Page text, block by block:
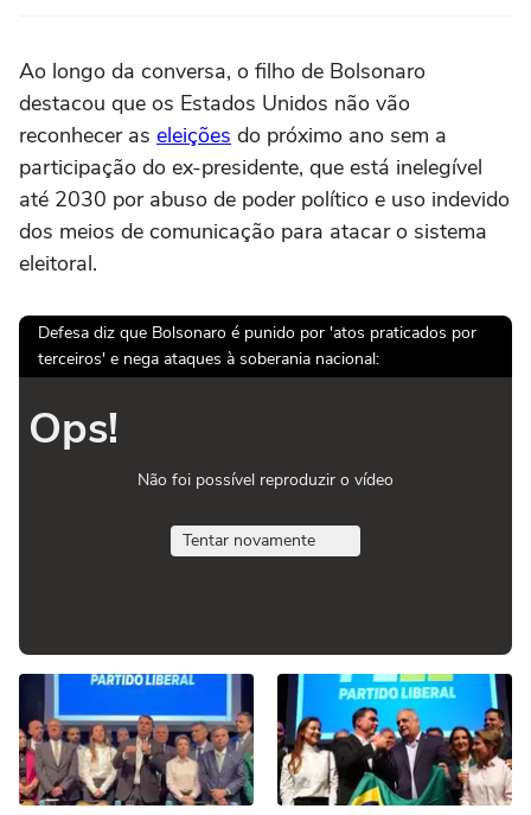
Ao longo da conversa, o filho de Bolsonaro
destacou que os Estados Unidos não vão
reconhecer as eleições do próximo ano sem a
participação do ex-presidente, que está inelegível
até 2030 por abuso de poder político e uso indevido
dos meios de comunicação para atacar o sistema
eleitoral.
Defesa diz que Bolsonaro é punido por 'atos praticados por
terceiros' e nega ataques à soberania nacional:
Ops!
Não foi possível reproduzir o vídeo
Tentar novamente